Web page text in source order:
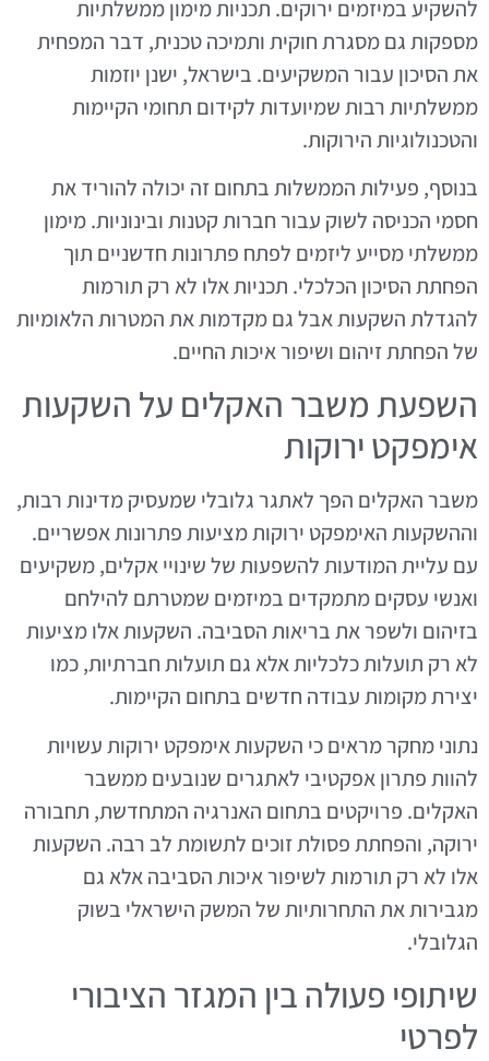
להשקיע במיזמים ירוקים. תכניות מימון ממשלתיות
מספקות גם מסגרת חוקית ותמיכה טכנית, דבר המפחית
את הסיכון עבור המשקיעים. בישראל, ישנן יוזמות
ממשלתיות רבות שמיועדות לקידום תחומי הקיימות
והטכנולוגיות הירוקות.
בנוסף, פעילות הממשלות בתחום זה יכולה להוריד את
חסמי הכניסה לשוק עבור חברות קטנות ובינוניות. מימון
ממשלתי מסייע ליזמים לפתח פתרונות חדשניים תוך
הפחתת הסיכון הכלכלי. תכניות אלו לא רק תורמות
להגדלת השקעות אבל גם מקדמות את המטרות הלאומיות
של הפחתת זיהום ושיפור איכות החיים.
השפעת משבר האקלים על השקעות
אימפקט ירוקות
משבר האקלים הפך לאתגר גלובלי שמעסיק מדינות רבות,
וההשקעות האימפקט ירוקות מציעות פתרונות אפשריים.
עם עליית המודעות להשפעות של שינויי אקלים, משקיעים
ואנשי עסקים מתמקדים במיזמים שמטרתם להילחם
בזיהום ולשפר את בריאות הסביבה. השקעות אלו מציעות
לא רק תועלות כלכליות אלא גם תועלות חברתיות, כמו
יצירת מקומות עבודה חדשים בתחום הקיימות.
נתוני מחקר מראים כי השקעות אימפקט ירוקות עשויות
להוות פתרון אפקטיבי לאתגרים שנובעים ממשבר
האקלים. פרויקטים בתחום האנרגיה המתחדשת, תחבורה
ירוקה, והפחתת פסולת זוכים לתשומת לב רבה. השקעות
אלו לא רק תורמות לשיפור איכות הסביבה אלא גם
מגבירות את התחרותיות של המשק הישראלי בשוק
הגלובלי.
שיתופי פעולה בין המגזר הציבורי
לפרטי